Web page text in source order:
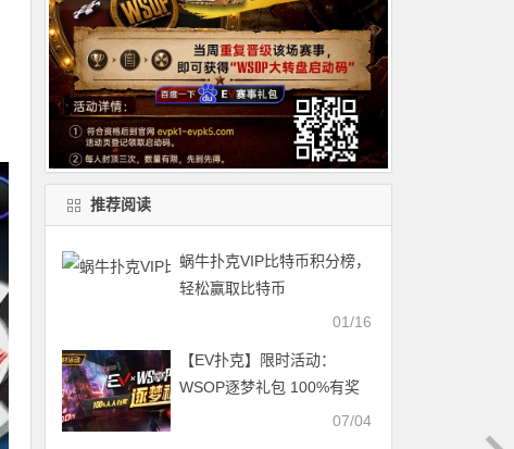
推荐阅读
蜗牛扑克VIP比特币积分榜，
轻松赢取比特币
01/16
【EV扑克】限时活动：
WSOP逐梦礼包 100%有奖
07/04